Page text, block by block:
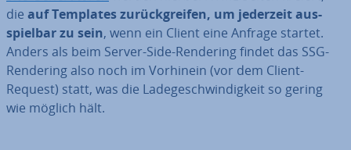
die auf Templates zu­rück­grei­fen, um jederzeit aus­
spiel­bar zu sein, wenn ein Client eine Anfrage startet.
Anders als beim Server-Side-Rendering findet das SSG-
Rendering also noch im Vorhinein (vor dem Client-
Request) statt, was die La­de­ge­schwin­dig­keit so gering
wie möglich hält.